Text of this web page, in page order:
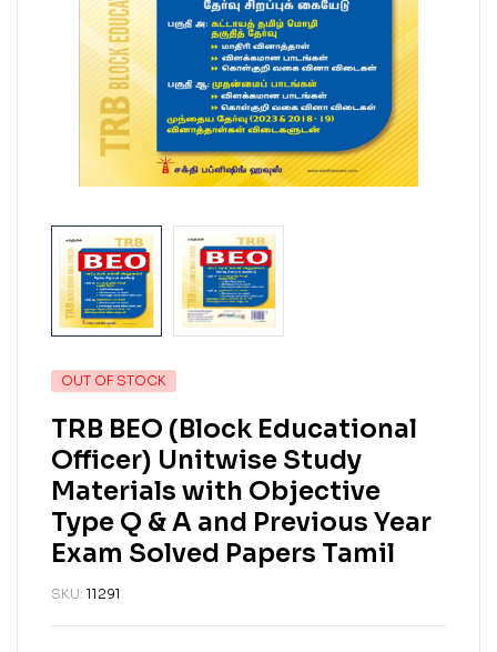
OUT OF STOCK
TRB BEO (Block Educational
Officer) Unitwise Study
Materials with Objective
Type Q & A and Previous Year
Exam Solved Papers Tamil
SKU: 11291